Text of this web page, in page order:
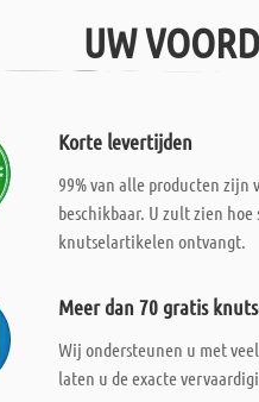
UW
Korte levertijden
99% van alle producten zijn
beschikbaar. U zult zien hoe
knutselartikelen ontvangt.
Meer dan 70 gratis
Wij ondersteunen u met
laten u de exacte